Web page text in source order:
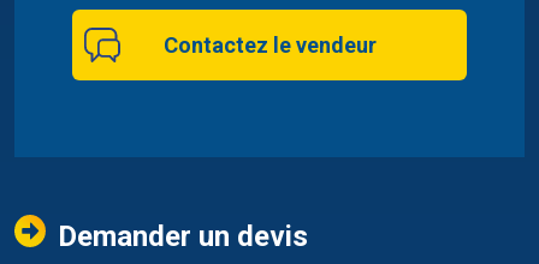
Contactez le vendeur
Demander un devis